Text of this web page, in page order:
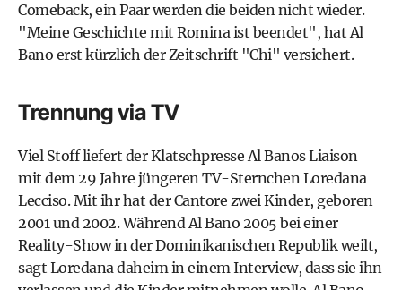
Comeback, ein Paar werden die beiden nicht wieder.
"Meine Geschichte mit Romina ist beendet", hat Al
Bano erst kürzlich der Zeitschrift "Chi" versichert.
Trennung via TV
Viel Stoff liefert der Klatschpresse Al Banos Liaison
mit dem 29 Jahre jüngeren TV-Sternchen Loredana
Lecciso. Mit ihr hat der Cantore zwei Kinder, geboren
2001 und 2002. Während Al Bano 2005 bei einer
Reality-Show in der Dominikanischen Republik weilt,
sagt Loredana daheim in einem Interview, dass sie ihn